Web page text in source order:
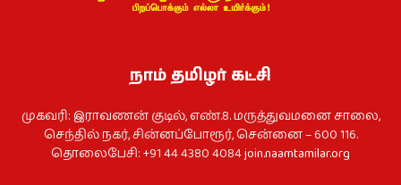
நாம் தமிழர் கட்சி
முகவரி: இராவணன் குடில், எண்.8. மருத்துவமனை சாலை,
செந்தில் நகர், சின்னப்போரூர், சென்னை – 600 116.
தொலைபேசி: +91 44 4380 4084join.naamtamilar.org